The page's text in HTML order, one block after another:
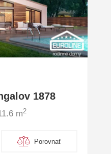
1878
m2
Porovnať